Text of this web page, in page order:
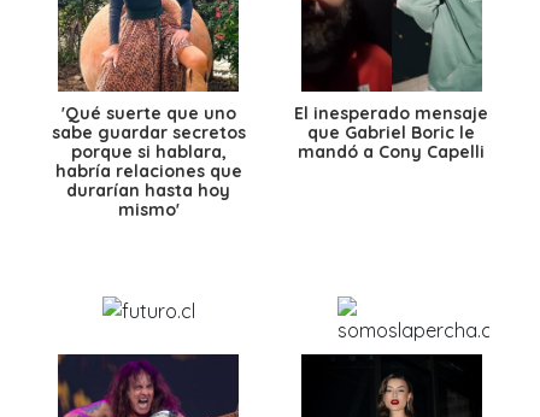
'Qué suerte que uno
sabe guardar secretos
porque si hablara,
habría relaciones que
durarían hasta hoy
mismo'
El inesperado mensaje
que Gabriel Boric le
mandó a Cony Capelli